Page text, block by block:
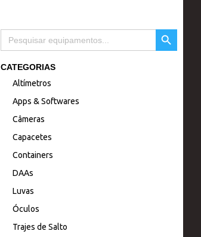
s
t
a
g
r
a
m
c
e
b
o
o
u
Search
for:
SEARCH BUTTON
CATEGORIAS
Altímetros
Apps & Softwares
Câmeras
Capacetes
Containers
DAAs
Luvas
Óculos
Trajes de Salto